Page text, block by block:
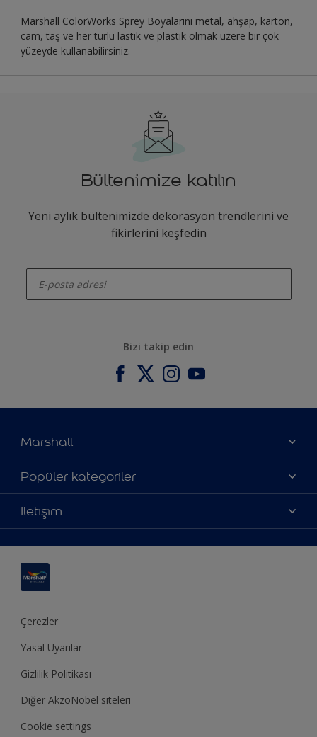
Marshall ColorWorks Sprey Boyalarını metal, ahşap, karton,
cam, taş ve her türlü lastik ve plastik olmak üzere bir çok
yüzeyde kullanabilirsiniz.
Bültenimize katılın
Yeni aylık bültenimizde dekorasyon trendlerini ve
fikirlerini keşfedin
Bizi takip edin
Marshall
Hakkımızda
Yatırımcı İlişkileri
Bilgi Toplum Hizmetleri
Site haritası
Popüler kategoriler
Renklerimiz
Ürünlerimiz
İlham alın
Dekorasyon önerisi
Ustamburada
İletişim
Renk Doğrulama
Teknik Bülten
Çerezler
Yasal Uyarılar
Gizlilik Politikası
Diğer AkzoNobel siteleri
Cookie settings